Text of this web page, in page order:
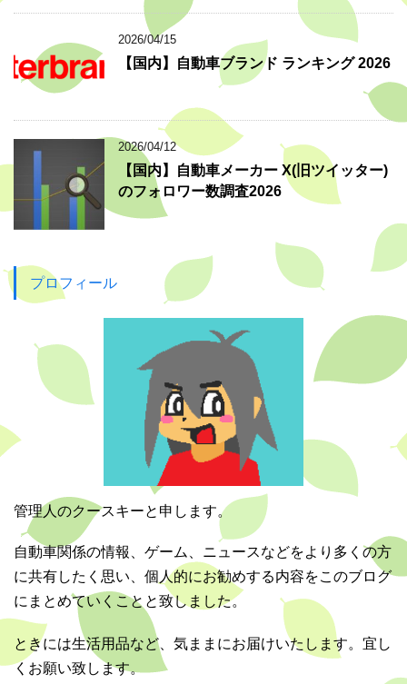
2026/04/15
【国内】自動車ブランド ランキング 2026
2026/04/12
【国内】自動車メーカー X(旧ツイッター)
のフォロワー数調査2026
プロフィール
管理人のクースキーと申します。
自動車関係の情報、ゲーム、ニュースなどをより多くの方
に共有したく思い、個人的にお勧めする内容をこのブログ
にまとめていくことと致しました。
ときには生活用品など、気ままにお届けいたします。宜し
くお願い致します。